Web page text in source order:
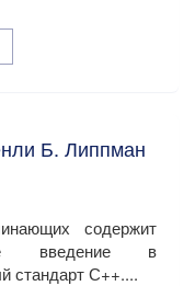
Б. Липпман
содержит
введение в
стандарт С++....